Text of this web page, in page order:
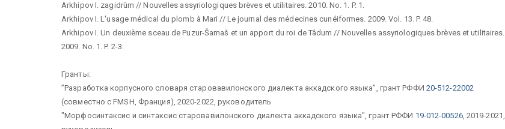
Arkhipov I. zagidrûm // Nouvelles assyriologiques brèves et utilitaires. 2010. No. 1. P. 1.
Arkhipov I. L'usage médical du plomb à Mari // Le journal des médecines cunéiformes. 2009. Vol. 13. P. 48.
Arkhipov I. Un deuxième sceau de Puzur-Šamaš et un apport du roi de Tâdum // Nouvelles assyriologiques brèves et utilitaires.
2009. No. 1. P. 2-3.
Гранты:
”Разработка корпусного словаря старовавилонского диалекта аккадского языка”, грант РФФИ 20-512-22002
(совместно с FMSH, Франция), 2020-2022, руководитель
"Морфосинтаксис и синтаксис старовавилонского диалекта аккадского языка", грант РФФИ 19-012-00526, 2019-2021,